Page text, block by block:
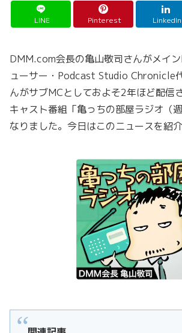
LINE Pinterest LinkedIn
DMM.com会長の亀山敬司さんがメイ
ューサー・Podcast Studio Chronicle
んがサブMCとしておよそ2年ほど配信
キャスト番組「亀っちの部屋ラジオ（
なりました。今日はこのニュースを紹介